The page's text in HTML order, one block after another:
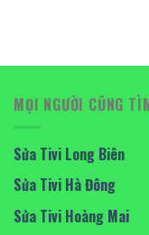
MỌI NGƯỜI CŨNG
Sửa Tivi Long Biên
Sửa Tivi Hà Đông
Sửa Tivi Hoàng Mai